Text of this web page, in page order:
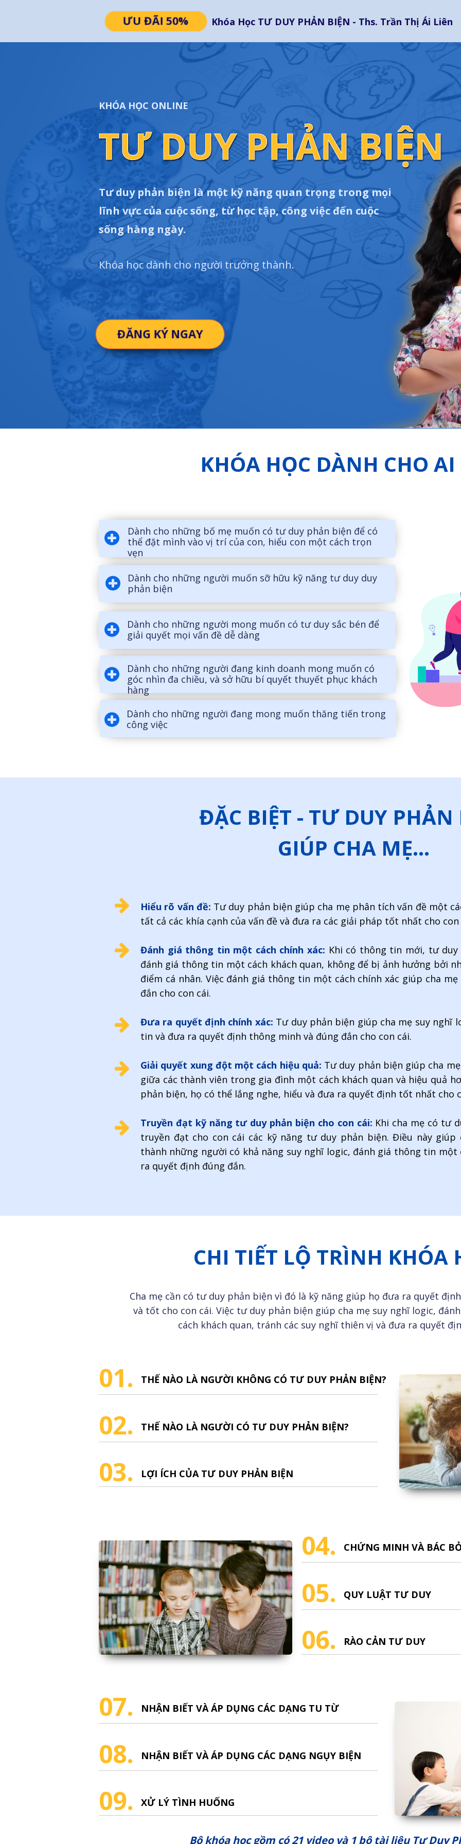
Khóa Học TƯ DUY PHẢN BIỆN - Ths. Trần Thị Ái Liên
ƯU ĐÃI 50%
KHÓA HỌC ONLINE
ĐĂNG KÝ NGAY
Tư duy phản biện là một kỹ năng quan trọng trong mọi
lĩnh vực của cuộc sống, từ học tập, công việc đến cuộc
sống hàng ngày.
TƯ DUY PHẢN BIỆN
Khóa học dành cho người trưởng thành.
KHÓA HỌC DÀNH CHO AI
Dành cho những người muốn sỡ hữu kỹ năng tư duy duy
phản biện
Dành cho những bố mẹ muốn có tư duy phản biện để có
thể đặt mình vào vị trí của con, hiểu con một cách trọn
vẹn
Dành cho những người mong muốn có tư duy sắc bén để
giải quyết mọi vấn đề dễ dàng
Dành cho những người đang kinh doanh mong muốn có
góc nhìn đa chiều, và sở hữu bí quyết thuyết phục khách
hàng
Dành cho những người đang mong muốn thăng tiến trong
công việc
ĐẶC BIỆT - TƯ DUY PHẢN
GIÚP CHA MẸ...
Hiểu rõ vấn đề: Tư duy phản biện giúp cha mẹ phân tích vấn đề một
tất cả các khía cạnh của vấn đề và đưa ra các giải pháp tốt nhất cho con
Đánh giá thông tin một cách chính xác: Khi có thông tin mới, tư
đánh giá thông tin một cách khách quan, không để bị ảnh hưởng bởi
điểm cá nhân. Việc đánh giá thông tin một cách chính xác giúp cha
đắn cho con cái.
Đưa ra quyết định chính xác: Tư duy phản biện giúp cha mẹ suy nghĩ
tin và đưa ra quyết định thông minh và đúng đắn cho con cái.
Giải quyết xung đột một cách hiệu quả: Tư duy phản biện giúp cha
giữa các thành viên trong gia đình một cách khách quan và hiệu quả
phản biện, họ có thể lắng nghe, hiểu và đưa ra quyết định tốt nhất cho
Truyền đạt kỹ năng tư duy phản biện cho con cái: Khi cha mẹ có tư
truyền đạt cho con cái các kỹ năng tư duy phản biện. Điều này giúp
thành những người có khả năng suy nghĩ logic, đánh giá thông tin một
ra quyết định đúng đắn.
CHI TIẾT LỘ TRÌNH KHÓA
Cha mẹ cần có tư duy phản biện vì đó là kỹ năng giúp họ đưa ra quyết
và tốt cho con cái. Việc tư duy phản biện giúp cha mẹ suy nghĩ logic,
cách khách quan, tránh các suy nghĩ thiên vị và đưa ra quyết
01. THẾ NÀO LÀ NGƯỜI KHÔNG CÓ TƯ DUY PHẢN BIỆN?
02. THẾ NÀO LÀ NGƯỜI CÓ TƯ DUY PHẢN BIỆN?
03. LỢI ÍCH CỦA TƯ DUY PHẢN BIỆN
07. NHẬN BIẾT VÀ ÁP DỤNG CÁC DẠNG TU TỪ
08. NHẬN BIẾT VÀ ÁP DỤNG CÁC DẠNG NGỤY BIỆN
09. XỬ LÝ TÌNH HUỐNG
04. CHỨNG MINH VÀ BÁC
05. QUY LUẬT TƯ DUY
06. RÀO CẢN TƯ DUY
Bộ khóa học gồm có 21 video và 1 bộ tài liệu Tư Duy